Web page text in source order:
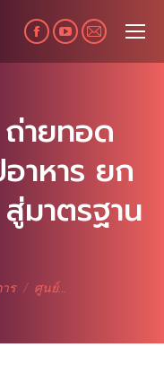
Facebook
page
new
window
YouTube
page
new
window
Mail
page
new
window
ายทอด
าหาร ยก
มาตรฐาน
ร ศูนย์…